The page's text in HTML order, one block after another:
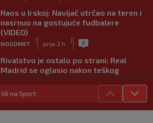
Haos u Irskoj: Navijač utrčao na teren i
nasrnuo na gostujuće fudbalere
(VIDEO)
NOGOMET
|
prije 2 h
| 0
Rivalstvo je ostalo po strani: Real
Madrid se oglasio nakon teškog
gubitka Lionela Messija
NOGOMET
Idi na Sport